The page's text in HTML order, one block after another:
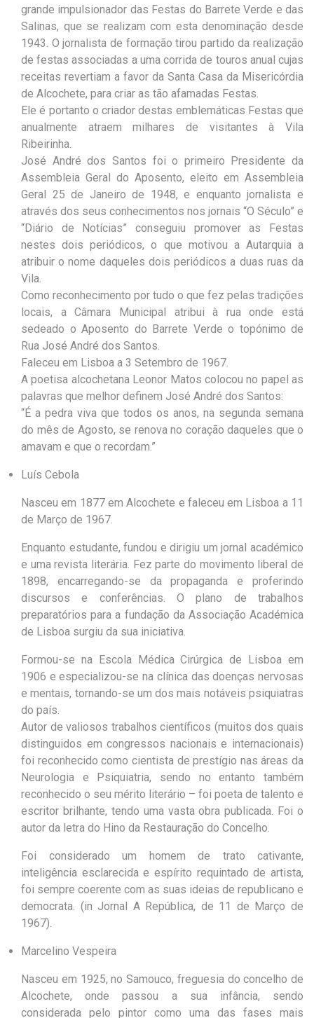
grande impulsionador das Festas do Barrete Verde e das
Salinas, que se realizam com esta denominação desde
1943. O jornalista de formação tirou partido da realização
de festas associadas a uma corrida de touros anual cujas
receitas revertiam a favor da Santa Casa da Misericórdia
de Alcochete, para criar as tão afamadas Festas.
Ele é portanto o criador destas emblemáticas Festas que
anualmente atraem milhares de visitantes à Vila
Ribeirinha.
José André dos Santos foi o primeiro Presidente da
Assembleia Geral do Aposento, eleito em Assembleia
Geral 25 de Janeiro de 1948, e enquanto jornalista e
através dos seus conhecimentos nos jornais “O Século” e
“Diário de Notícias” conseguiu promover as Festas
nestes dois periódicos, o que motivou a Autarquia a
atribuir o nome daqueles dois periódicos a duas ruas da
Vila.
Como reconhecimento por tudo o que fez pelas tradições
locais, a Câmara Municipal atribui à rua onde está
sedeado o Aposento do Barrete Verde o topónimo de
Rua José André dos Santos.
Faleceu em Lisboa a 3 Setembro de 1967.
A poetisa alcochetana Leonor Matos colocou no papel as
palavras que melhor definem José André dos Santos:
“É a pedra viva que todos os anos, na segunda semana
do mês de Agosto, se renova no coração daqueles que o
amavam e que o recordam.”
Luís Cebola
Nasceu em 1877 em Alcochete e faleceu em Lisboa a 11
de Março de 1967.
Enquanto estudante, fundou e dirigiu um jornal académico
e uma revista literária. Fez parte do movimento liberal de
1898, encarregando-se da propaganda e proferindo
discursos e conferências. O plano de trabalhos
preparatórios para a fundação da Associação Académica
de Lisboa surgiu da sua iniciativa.
Formou-se na Escola Médica Cirúrgica de Lisboa em
1906 e especializou-se na clínica das doenças nervosas
e mentais, tornando-se um dos mais notáveis psiquiatras
do país.
Autor de valiosos trabalhos científicos (muitos dos quais
distinguidos em congressos nacionais e internacionais)
foi reconhecido como cientista de prestígio nas áreas da
Neurologia e Psiquiatria, sendo no entanto também
reconhecido o seu mérito literário – foi poeta de talento e
escritor brilhante, tendo uma vasta obra publicada. Foi o
autor da letra do Hino da Restauração do Concelho.
Foi considerado um homem de trato cativante,
inteligência esclarecida e espírito requintado de artista,
foi sempre coerente com as suas ideias de republicano e
democrata. (in Jornal A República, de 11 de Março de
1967).
Marcelino Vespeira
Nasceu em 1925, no Samouco, freguesia do concelho de
Alcochete, onde passou a sua infância, sendo
considerada pelo pintor como uma das fases mais